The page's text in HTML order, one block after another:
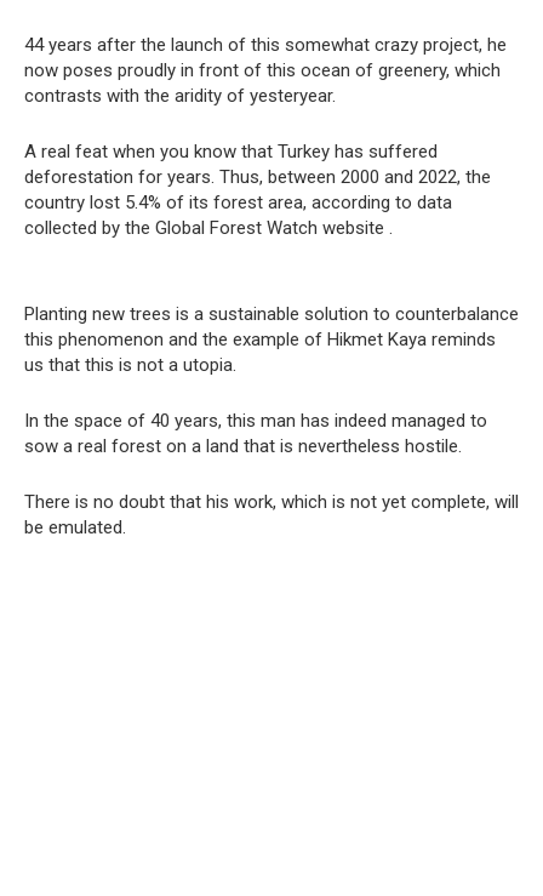
44 years after the launch of this somewhat crazy project, he
now poses proudly in front of this ocean of greenery, which
contrasts with the aridity of yesteryear.
A real feat when you know that Turkey has suffered
deforestation for years. Thus, between 2000 and 2022, the
country lost 5.4% of its forest area, according to data
collected by the Global Forest Watch website .
Planting new trees is a sustainable solution to counterbalance
this phenomenon and the example of Hikmet Kaya reminds
us that this is not a utopia.
In the space of 40 years, this man has indeed managed to
sow a real forest on a land that is nevertheless hostile.
There is no doubt that his work, which is not yet complete, will
be emulated.